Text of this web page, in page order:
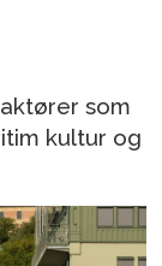
som
kultur og